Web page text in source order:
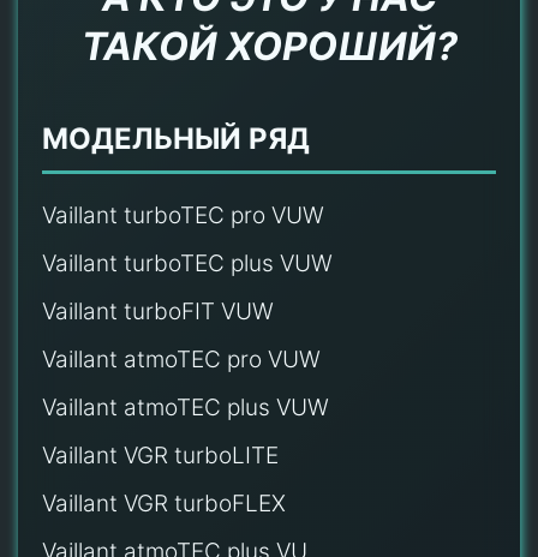
ТАКОЙ ХОРОШИЙ?
МОДЕЛЬНЫЙ РЯД
Vaillant turboTEC pro VUW
Vaillant turboTEC plus VUW
Vaillant turboFIT VUW
Vaillant atmoTEC pro VUW
Vaillant atmoTEC plus VUW
Vaillant VGR turboLITE
Vaillant VGR turboFLEX
Vaillant atmoTEC plus VU